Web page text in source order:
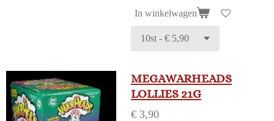
In winkelwagen
MEGAWARHEADS
LOLLIES 21G
€ 3,90